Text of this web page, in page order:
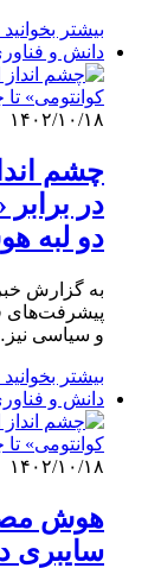
بیشتر بخوانید
دانش و
۱۴۰۲/۱۰/۱۸
چشم
در
دو لبه
به گزارش
پیشرفت‌های
و سیاسی
بیشتر بخوانید
دانش و
۱۴۰۲/۱۰/۱۸
هوش
سایبری در